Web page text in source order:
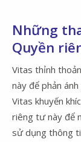
Những
Quyền
Vitas thỉnh
này để phản
Vitas khuyến
riêng tư này để
sử dụng thông